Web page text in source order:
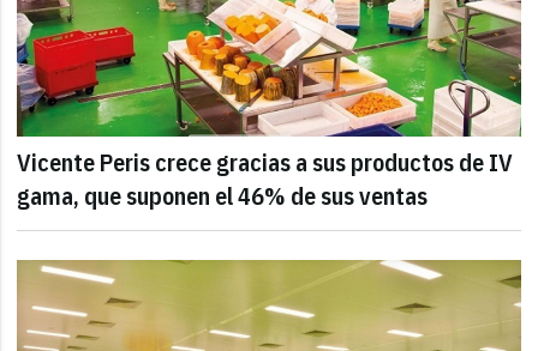
Vicente Peris crece gracias a sus productos de IV
gama, que suponen el 46% de sus ventas